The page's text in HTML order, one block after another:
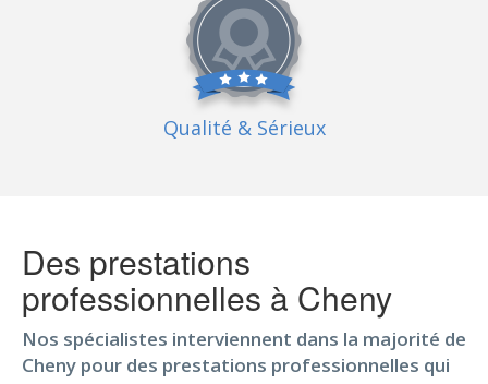
Qualité & Sérieux
Des prestations
professionnelles à Cheny
Nos spécialistes interviennent dans la majorité de
Cheny pour des prestations professionnelles qui